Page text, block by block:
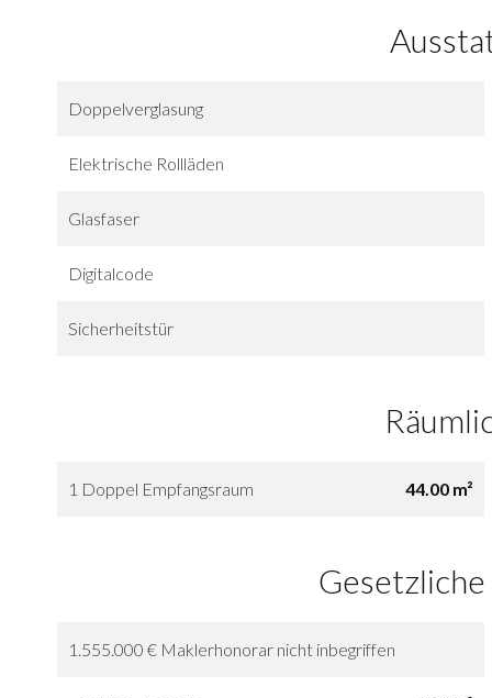
Doppelverglasung
Elektrische Rollläden
Glasfaser
Digitalcode
Sicherheitstür
1 Doppel Empfangsraum 44.00 m²
1.555.000 € Maklerhonorar nicht inbegriffen